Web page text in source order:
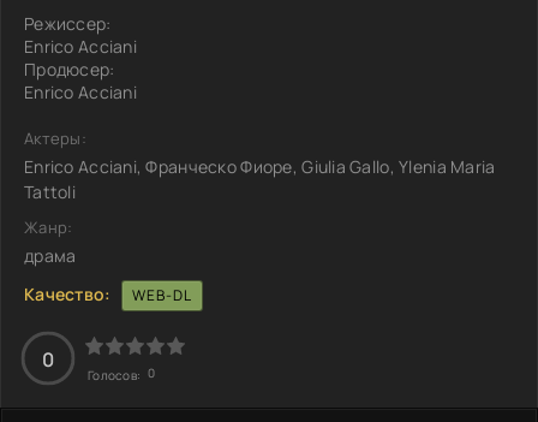
Режиссер:
Enrico Acciani
Продюсер:
Enrico Acciani
Актеры:
Enrico Acciani, Франческо Фиоре, Giulia Gallo, Ylenia Maria
Tattoli
Жанр:
драма
Качество:
WEB-DL
0
Голосов: 0